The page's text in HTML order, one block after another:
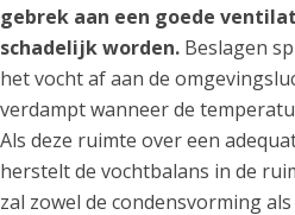
gebrek aan een goede
schadelijk worden. Beslagen
het vocht af aan de
verdampt wanneer de
Als deze ruimte over een
herstelt de vochtbalans in de
zal zowel de condensvorming